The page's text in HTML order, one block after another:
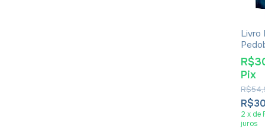
Livro
Gary
Pix
2 x de
juros